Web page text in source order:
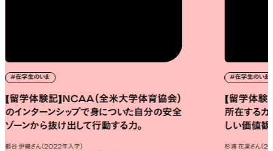
#在学生のいま
【留学体験記】NCAA（全米大学体育協会）
のインターンシップで身についた自分の安全
ゾーンから抜け出して行動する力。
都谷 伊織さん（2022年入学）
#在学生のいま
【留学体験
所在するカ
しい価値観
杉浦 花凜さん（